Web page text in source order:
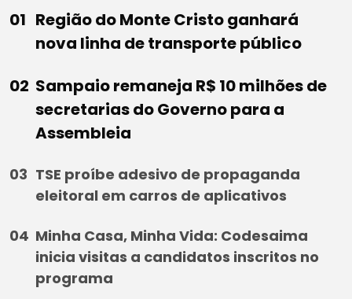
Região do Monte Cristo ganhará
nova linha de transporte público
Sampaio remaneja R$ 10 milhões de
secretarias do Governo para a
Assembleia
TSE proíbe adesivo de propaganda
eleitoral em carros de aplicativos
Minha Casa, Minha Vida: Codesaima
inicia visitas a candidatos inscritos no
programa